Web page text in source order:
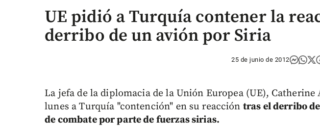
UE pidió a Turquía contener la
derribo de un avión por Siria
25 de junio de 2012
La jefa de la diplomacia de la Unión Europea (UE),
lunes a Turquía "contención" en su reacción tras el derribo
de combate por parte de fuerzas sirias.